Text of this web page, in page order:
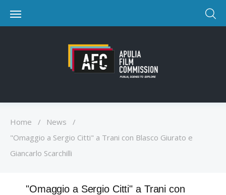
Home / News
/
"Omaggio a Sergio Citti" a Trani con Blasco Giurato e
Giancarlo Scarchilli
"Omaggio a Sergio Citti" a Trani con